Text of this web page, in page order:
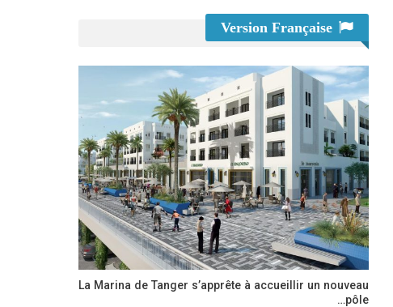
La Marina de Tanger s’apprête à accueillir un nouveau
pôle…